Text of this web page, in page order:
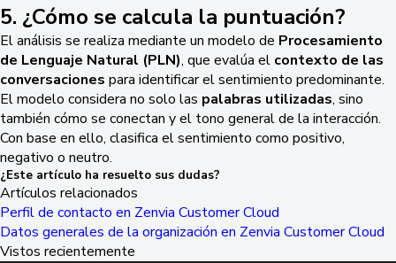
5. ¿Cómo se calcula la puntuación?
El análisis se realiza mediante un modelo de Procesamiento
de Lenguaje Natural (PLN), que evalúa el contexto de las
conversaciones para identificar el sentimiento predominante.
El modelo considera no solo las palabras utilizadas, sino
también cómo se conectan y el tono general de la interacción.
Con base en ello, clasifica el sentimiento como positivo,
negativo o neutro.
¿Este artículo ha resuelto sus dudas?
Artículos relacionados
Perfil de contacto en Zenvia Customer Cloud
Datos generales de la organización en Zenvia Customer Cloud
Vistos recientemente